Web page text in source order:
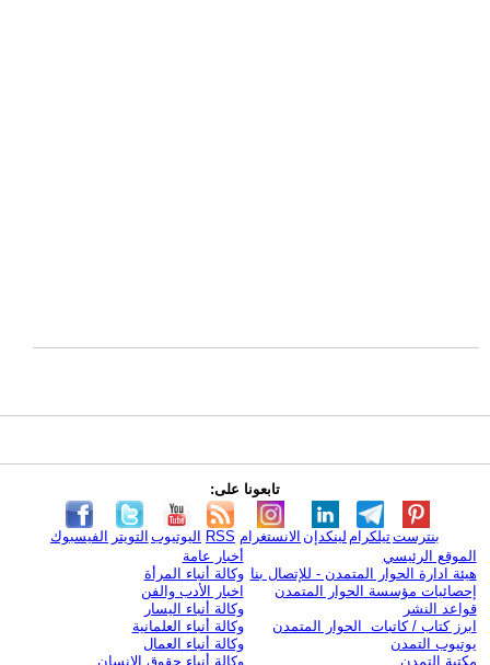
تابعونا على:
الفيسبوك التويتر اليوتيوب RSS الانستغرام لينكدإن تيلكرامبنترست
الموقع الرئيسي
هيئة ادارة الحوار المتمدن - للإتصال بنا
إحصائيات مؤسسة الحوار المتمدن
قواعد النشر
ابرز كتاب / كاتبات الحوار المتمدن
يوتيوب التمدن
مكتبة التمدن
أخبار عامة
وكالة أنباء المرأة
اخبار الأدب والفن
وكالة أنباء اليسار
وكالة أنباء العلمانية
وكالة أنباء العمال
وكالة أنباء حقوق الإنسان